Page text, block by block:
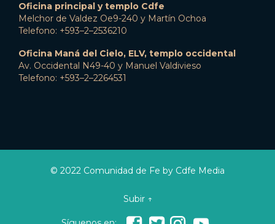
Oficina principal y templo Cdfe
Melchor de Valdez Oe9-240 y Martín Ochoa
Telefono: +593–2–2536210
Oficina Maná del Cielo, ELV, templo occidental
Av. Occidental N49-40 y Manuel Valdivieso
Telefono: +593–2–2264531
© 2022 Comunidad de Fe by Cdfe Media
Subir ↑